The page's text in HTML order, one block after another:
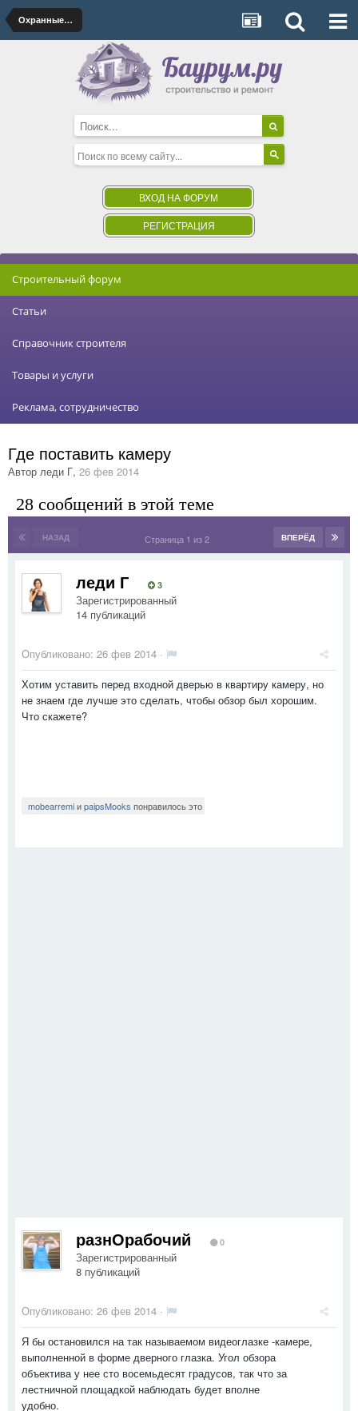
Охранные системы
ВХОД НА ФОРУМ
РЕГИСТРАЦИЯ
Строительный форум
Статьи
Справочник строителя
Товары и услуги
Реклама, сотрудничество
Где поставить камеру
Автор леди Г, 26 фев 2014
28 сообщений в этой теме
НАЗАД ВПЕРЁД
Страница 1 из 2
леди Г 3
Зарегистрированный
14 публикаций
Опубликовано: 26 фев 2014 ·
Хотим уставить перед входной дверью в квартиру камеру, но
не знаем где лучше это сделать, чтобы обзор был хорошим.
Что скажете?
mobearremiиpaipsMooks понравилось это
разнОрабочий 0
Зарегистрированный
8 публикаций
Опубликовано: 26 фев 2014 ·
Я бы остановился на так называемом видеоглазке -камере,
выполненной в форме дверного глазка. Угол обзора
объектива у нее сто восемьдесят градусов, так что за
лестничной площадкой наблюдать будет вполне
удобно.